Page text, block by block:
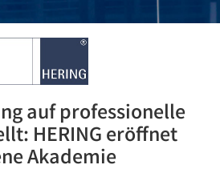
auf professionelle
HERING eröffnet
Akademie